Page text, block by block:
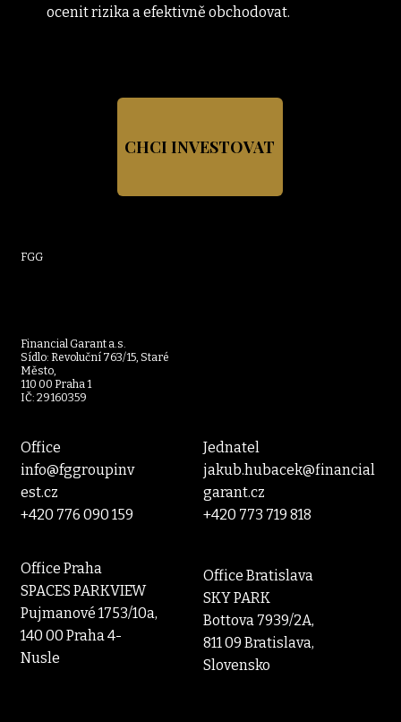
ocenit rizika a efektivně obchodovat.
CHCI INVESTOVAT
FGG
Financial Garant a.s.
Sídlo: Revoluční 763/15, Staré
Město,
110 00 Praha 1
IČ: 29160359
Office Bratislava
SKY PARK
Bottova 7939/2A,
811 09 Bratislava,
Slovensko
Office Praha
SPACES PARKVIEW
Pujmanové 1753/10a,
140 00 Praha 4-
Nusle
Jednatel
jakub.hubacek@financial
garant.cz
+420 773 719 818
Office
info@fggroupinv
est.cz
+420 776 090 159